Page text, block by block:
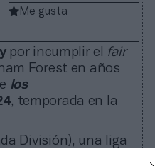
Me gusta
por incumplir el fair
Forest en años
los
, temporada en la
División), una liga